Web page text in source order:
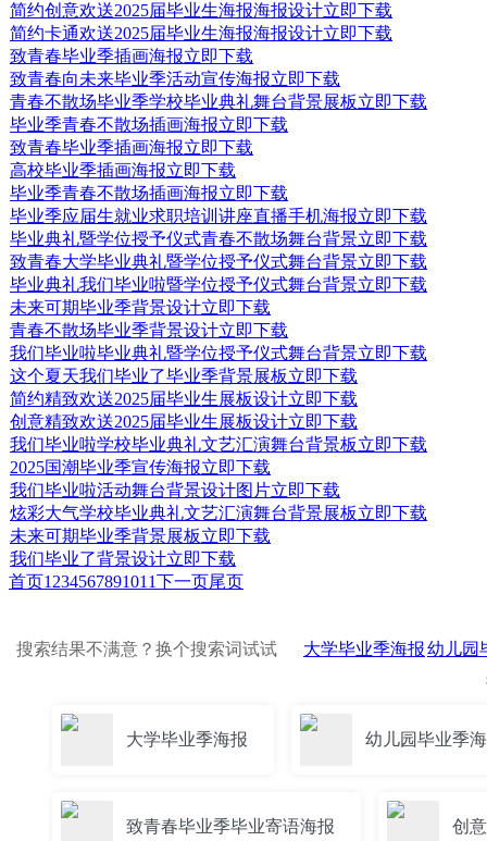
简约创意欢送2025届毕业生海报海报设计立即下载
简约卡通欢送2025届毕业生海报海报设计立即下载
致青春毕业季插画海报立即下载
致青春向未来毕业季活动宣传海报立即下载
青春不散场毕业季学校毕业典礼舞台背景展板立即下载
毕业季青春不散场插画海报立即下载
致青春毕业季插画海报立即下载
高校毕业季插画海报立即下载
毕业季青春不散场插画海报立即下载
毕业季应届生就业求职培训讲座直播手机海报立即下载
毕业典礼暨学位授予仪式青春不散场舞台背景立即下载
致青春大学毕业典礼暨学位授予仪式舞台背景立即下载
毕业典礼我们毕业啦暨学位授予仪式舞台背景立即下载
未来可期毕业季背景设计立即下载
青春不散场毕业季背景设计立即下载
我们毕业啦毕业典礼暨学位授予仪式舞台背景立即下载
这个夏天我们毕业了毕业季背景展板立即下载
简约精致欢送2025届毕业生展板设计立即下载
创意精致欢送2025届毕业生展板设计立即下载
我们毕业啦学校毕业典礼文艺汇演舞台背景板立即下载
2025国潮毕业季宣传海报立即下载
我们毕业啦活动舞台背景设计图片立即下载
炫彩大气学校毕业典礼文艺汇演舞台背景展板立即下载
未来可期毕业季背景展板立即下载
我们毕业了背景设计立即下载
首页1 234567891011下一页尾页
搜索结果不满意？换个搜索词试试 大学毕业季海报幼儿园
大学毕业季海报 幼儿园毕业季
致青春毕业季毕业寄语海报 创